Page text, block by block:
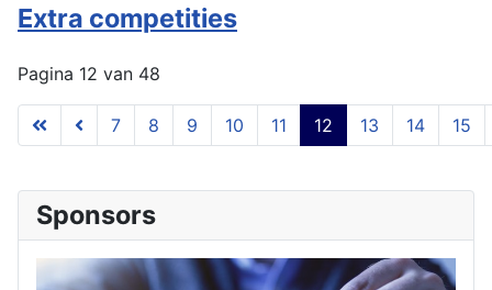
Extra competities
Pagina 12 van 48
7 8 9 10 11 12 13 14 15
Sponsors